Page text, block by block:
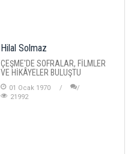
Hilal Solmaz
ÇEŞME'DE SOFRALAR, FİLMLER
VE HİKÂYELER BULUŞTU
01 Ocak 1970
21992